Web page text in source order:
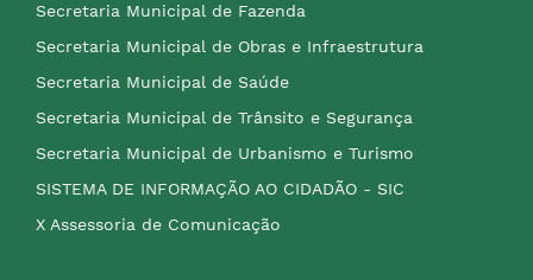
Secretaria Municipal de Fazenda
Secretaria Municipal de Obras e Infraestrutura
Secretaria Municipal de Saúde
Secretaria Municipal de Trânsito e Segurança
Secretaria Municipal de Urbanismo e Turismo
SISTEMA DE INFORMAÇÃO AO CIDADÃO - SIC
X Assessoria de Comunicação